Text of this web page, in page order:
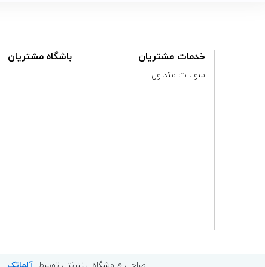
خدمات مشتریان
سوالات متداول
باشگاه مشتریان